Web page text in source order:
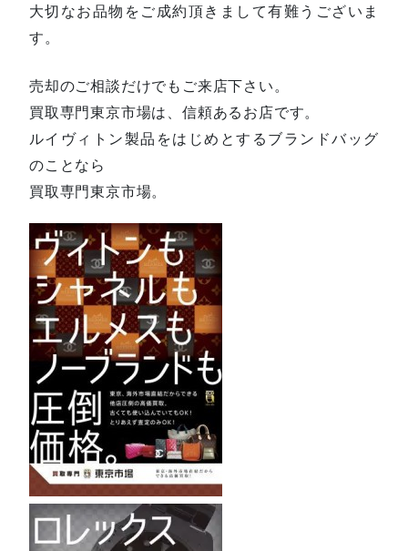
大切なお品物をご成約頂きまして有難うございま
す。
売却のご相談だけでもご来店下さい。
買取専門東京市場は、信頼あるお店です。
ルイヴィトン製品をはじめとするブランドバッグ
のことなら
買取専門東京市場。